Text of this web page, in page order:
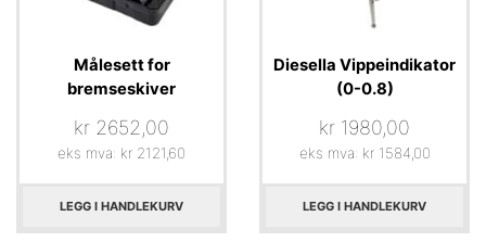
Målesett for
bremseskiver
kr 2652,00
eks mva: kr 2121,60
LEGG I HANDLEKURV
Diesella Vippeindikator
(0-0.8)
kr 1980,00
eks mva: kr1584,00
LEGG I HANDLEKURV